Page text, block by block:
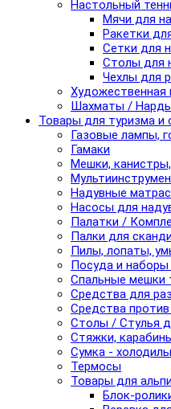
Настольный
Мячи для
Ракетки
Сетки для
Столы для
Чехлы для
Художественная
Шахматы /
Товары для туризма и
Газовые лампы,
Гамаки
Мешки,
Надувные
Насосы для
Палатки /
Палки для
Пилы, лопаты,
Посуда и наборы
Спальные мешки
Средства для
Средства
Столы / Стулья
Стяжки,
Сумка -
Термосы
Товары для
Блок-